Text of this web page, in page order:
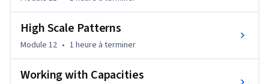
High Scale Patterns
Module 12 • 1 heure à terminer
Working with Capacities